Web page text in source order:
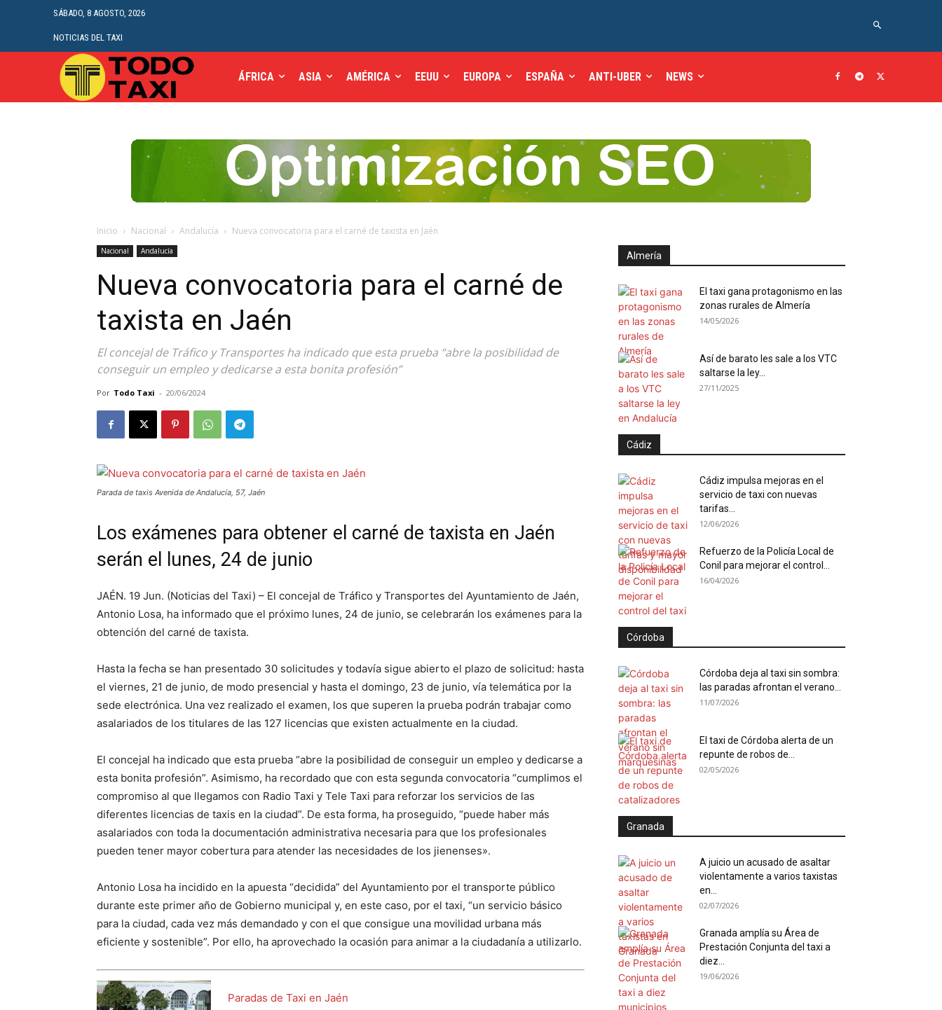
SÁBADO, 8 AGOSTO, 2026
NOTICIAS DEL TAXI
ÁFRICA ASIA AMÉRICA EEUU EUROPA ESPAÑA ANTI-UBER NEWS
Inicio Nacional Andalucía Nueva convocatoria para el carné de taxista en Jaén
Nacional Andalucía
Nueva convocatoria para el carné de
taxista en Jaén
El concejal de Tráfico y Transportes ha indicado que esta prueba “abre la posibilidad de
conseguir un empleo y dedicarse a esta bonita profesión”
Por Todo Taxi - 20/06/2024
Parada de taxis Avenida de Andalucía, 57, Jaén
Los exámenes para obtener el carné de taxista en Jaén
serán el lunes, 24 de junio
JAÉN. 19 Jun. (Noticias del Taxi) – El concejal de Tráfico y Transportes del Ayuntamiento de Jaén,
Antonio Losa, ha informado que el próximo lunes, 24 de junio, se celebrarán los exámenes para la
obtención del carné de taxista.
Hasta la fecha se han presentado 30 solicitudes y todavía sigue abierto el plazo de solicitud: hasta
el viernes, 21 de junio, de modo presencial y hasta el domingo, 23 de junio, vía telemática por la
sede electrónica. Una vez realizado el examen, los que superen la prueba podrán trabajar como
asalariados de los titulares de las 127 licencias que existen actualmente en la ciudad.
El concejal ha indicado que esta prueba “abre la posibilidad de conseguir un empleo y dedicarse a
esta bonita profesión”. Asimismo, ha recordado que con esta segunda convocatoria “cumplimos el
compromiso al que llegamos con Radio Taxi y Tele Taxi para reforzar los servicios de las
diferentes licencias de taxis en la ciudad”. De esta forma, ha proseguido, “puede haber más
asalariados con toda la documentación administrativa necesaria para que los profesionales
pueden tener mayor cobertura para atender las necesidades de los jienenses».
Antonio Losa ha incidido en la apuesta “decidida” del Ayuntamiento por el transporte público
durante este primer año de Gobierno municipal y, en este caso, por el taxi, “un servicio básico
para la ciudad, cada vez más demandado y con el que consigue una movilidad urbana más
eficiente y sostenible”. Por ello, ha aprovechado la ocasión para animar a la ciudadanía a utilizarlo.
Paradas de Taxi en Jaén
Almería
El taxi gana protagonismo en las
zonas rurales de Almería
14/05/2026
Así de barato les sale a los VTC
saltarse la ley...
27/11/2025
Cádiz
Cádiz impulsa mejoras en el
servicio de taxi con nuevas
tarifas...
12/06/2026
Refuerzo de la Policía Local de
Conil para mejorar el control...
16/04/2026
Córdoba
Córdoba deja al taxi sin sombra:
las paradas afrontan el verano...
11/07/2026
El taxi de Córdoba alerta de un
repunte de robos de...
02/05/2026
Granada
A juicio un acusado de asaltar
violentamente a varios taxistas
en...
02/07/2026
Granada amplía su Área de
Prestación Conjunta del taxi a
diez...
19/06/2026